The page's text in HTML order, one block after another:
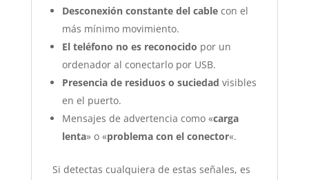
Desconexión constante del cablecon el
más mínimo movimiento.
El teléfono no es reconocido por un
ordenador al conectarlo por USB.
Presencia de residuos o suciedad visibles
en el puerto.
Mensajes de advertencia como «carga
lenta» o «problema con el conector«.
Si detectas cualquiera de estas señales, es